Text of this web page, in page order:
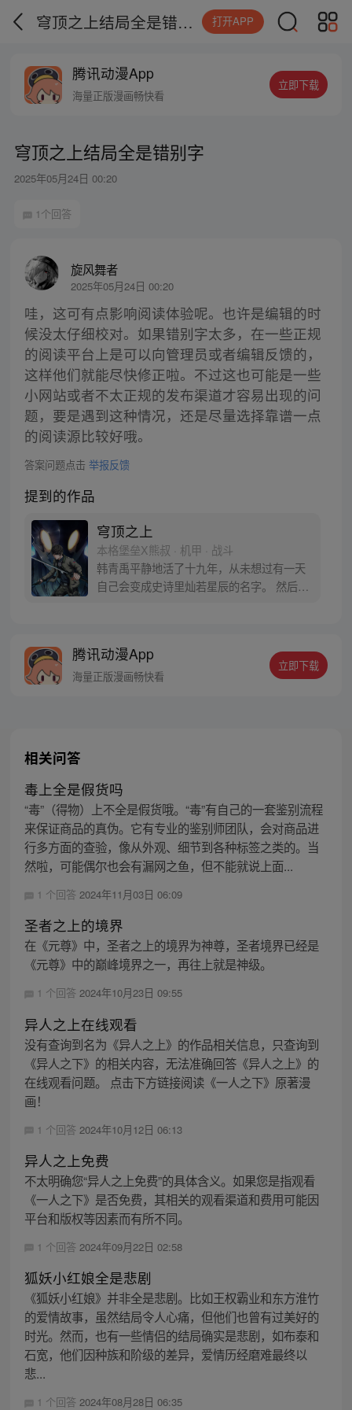
穹顶之上结局全是错别字 打开APP
腾讯动漫App
海量正版漫画畅快看
立即下载
穹顶之上结局全是错别字
2025年05月24日 00:20
1个回答
旋风舞者
2025年05月24日 00:20
哇，这可有点影响阅读体验呢。也许是编辑的时
候没太仔细校对。如果错别字太多，在一些正规
的阅读平台上是可以向管理员或者编辑反馈的，
这样他们就能尽快修正啦。不过这也可能是一些
小网站或者不太正规的发布渠道才容易出现的问
题，要是遇到这种情况，还是尽量选择靠谱一点
的阅读源比较好哦。
答案问题点击 举报反馈
提到的作品
穹顶之上
本格堡垒X熊叔 · 机甲 · 战斗
韩青禹平静地活了十九年，从未想过有一天
自己会变成史诗里灿若星辰的名字。 然后意
刃、溪流锋锐…他的心眼很小，他是全面征
兵时代印在汽车和高楼上的“The青少校”；他
腾讯动漫App
海量正版漫画畅快看
立即下载
相关问答
毒上全是假货吗
“毒”（得物）上不全是假货哦。“毒”有自己的一套鉴别流程
来保证商品的真伪。它有专业的鉴别师团队，会对商品进
行多方面的查验，像从外观、细节到各种标签之类的。当
然啦，可能偶尔也会有漏网之鱼，但不能就说上面...
1 个回答 2024年11月03日 06:09
圣者之上的境界
在《元尊》中，圣者之上的境界为神尊，圣者境界已经是
《元尊》中的巅峰境界之一，再往上就是神级。
1 个回答 2024年10月23日 09:55
异人之上在线观看
没有查询到名为《异人之上》的作品相关信息，只查询到
《异人之下》的相关内容，无法准确回答《异人之上》的
在线观看问题。 点击下方链接阅读《一人之下》原著漫
画！
1 个回答 2024年10月12日 06:13
异人之上免费
不太明确您“异人之上免费”的具体含义。如果您是指观看
《一人之下》是否免费，其相关的观看渠道和费用可能因
平台和版权等因素而有所不同。
1 个回答 2024年09月22日 02:58
狐妖小红娘全是悲剧
《狐妖小红娘》并非全是悲剧。比如王权霸业和东方淮竹
的爱情故事，虽然结局令人心痛，但他们也曾有过美好的
时光。然而，也有一些情侣的结局确实是悲剧，如布泰和
石宽，他们因种族和阶级的差异，爱情历经磨难最终以
悲...
1 个回答 2024年08月28日 06:35